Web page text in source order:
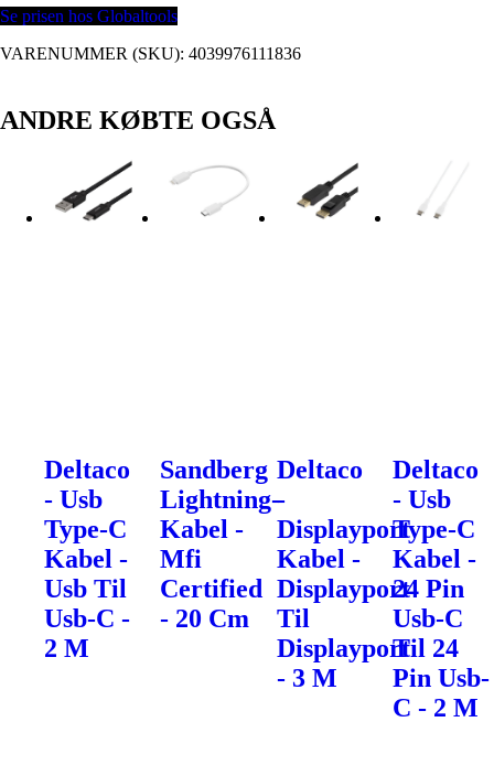
Se prisen hos Globaltools
VARENUMMER (SKU): 4039976111836
ANDRE KØBTE OGSÅ
Deltaco
- Usb
Type-C
Kabel -
Usb Til
Usb-C -
2 M
Sandberg
Lightning-
Kabel -
Mfi
Certified
- 20 Cm
Deltaco
-
Displayport
Kabel -
Displayport
Til
Displayport
- 3 M
Deltaco
- Usb
Type-C
Kabel -
24 Pin
Usb-C
Til 24
Pin Usb-
C - 2 M